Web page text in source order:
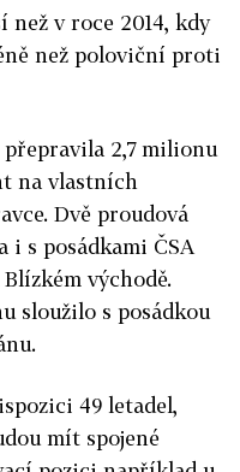
než v roce 2014, kdy
než poloviční proti
2,7 milionu
na vlastních
Dvě proudová
i s posádkami ČSA
východě.
sloužilo s posádkou
49 letadel,
mít spojené